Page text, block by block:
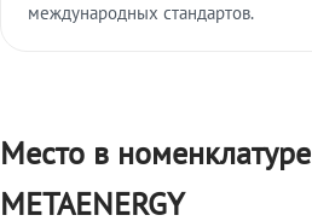
международных стандартов.
Место в номенклатуре
METAENERGY